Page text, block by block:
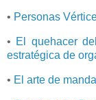
• Personas
• El quehacer
estratégica de
• El arte de